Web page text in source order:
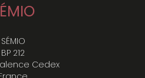
SÉMIO
BP 212
Cedex